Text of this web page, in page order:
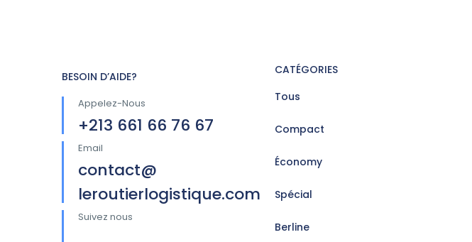
BESOIN D’AIDE?
Appelez-Nous
+213 661 66 76 67
Email
contact@
leroutierlogistique.com
Suivez nous
CATÉGORIES
Tous
Compact
Économy
Spécial
Berline